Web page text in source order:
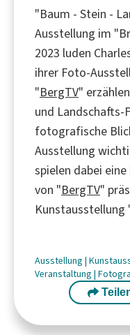
"Baum - Stein -
Ausstellung im
2023 luden
ihrer Foto-
"BergTV"
und
fotografische
Ausstellung
spielen dabei
von "BergTV"
Kunstausstellung
Ausstellung |
Veranstaltung |